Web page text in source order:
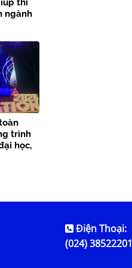
thí
ngành
trình
học,
Điện Thoại:
(024) 38522201